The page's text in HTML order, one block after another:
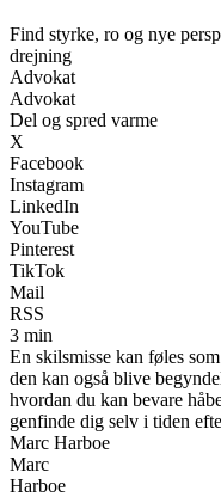
Find styrke, ro og nye
drejning
Advokat
Advokat
Del og spred varme
X
Facebook
Instagram
LinkedIn
YouTube
Pinterest
TikTok
Mail
RSS
3 min
En skilsmisse kan føles
den kan også blive
hvordan du kan bevare
genfinde dig selv i tiden
Marc Harboe
Marc
Harboe